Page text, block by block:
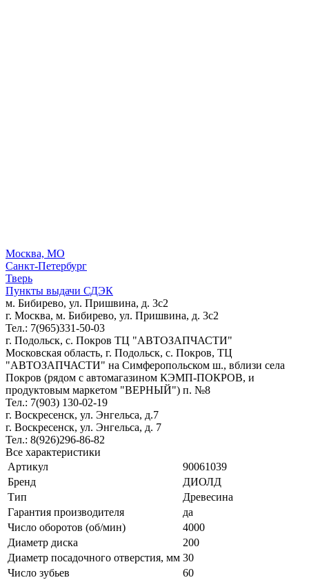
Москва, МО
Санкт-Петербург
Тверь
Пункты выдачи СДЭК
м. Бибирево, ул. Пришвина, д. 3с2
г. Москва, м. Бибирево, ул. Пришвина, д. 3с2
Тел.: 7(965)331-50-03
г. Подольск, c. Покров ТЦ "АВТОЗАПЧАСТИ"
Московская область, г. Подольск, c. Покров, ТЦ
"АВТОЗАПЧАСТИ" на Симферопольском ш., вблизи села
Покров (рядом с автомагазином КЭМП-ПОКРОВ, и
продуктовым маркетом "ВЕРНЫЙ") п. №8
Тел.: 7(903) 130-02-19
г. Воскресенск, ул. Энгельса, д.7
г. Воскресенск, ул. Энгельса, д. 7
Тел.: 8(926)296-86-82
Все характеристики
Артикул
90061039
Бренд
ДИОЛД
Тип
Древесина
Гарантия производителя
да
Число оборотов (об/мин)
4000
Диаметр диска
200
Диаметр посадочного отверстия, мм 30
Число зубьев
60